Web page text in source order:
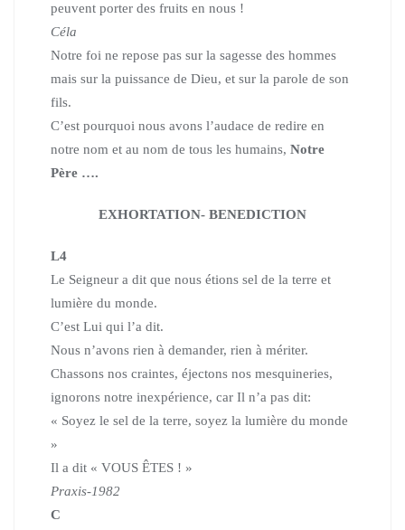
peuvent porter des fruits en nous !
Céla
Notre foi ne repose pas sur la sagesse des hommes
mais sur la puissance de Dieu, et sur la parole de son
fils.
C’est pourquoi nous avons l’audace de redire en
notre nom et au nom de tous les humains, Notre
Père ….
EXHORTATION- BENEDICTION
L4
Le Seigneur a dit que nous étions sel de la terre et
lumière du monde.
C’est Lui qui l’a dit.
Nous n’avons rien à demander, rien à mériter.
Chassons nos craintes, éjectons nos mesquineries,
ignorons notre inexpérience, car Il n’a pas dit:
« Soyez le sel de la terre, soyez la lumière du monde
»
Il a dit « VOUS ÊTES ! »
Praxis-1982
C